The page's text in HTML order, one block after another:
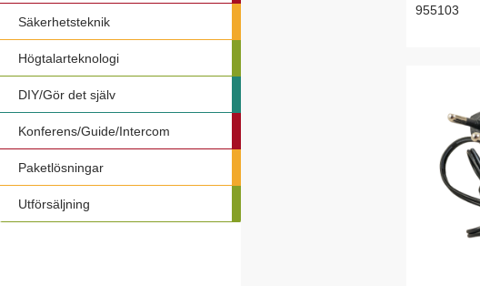
Säkerhetsteknik
Högtalarteknologi
DIY/Gör det själv
Konferens/Guide/Intercom
Paketlösningar
Utförsäljning
955103